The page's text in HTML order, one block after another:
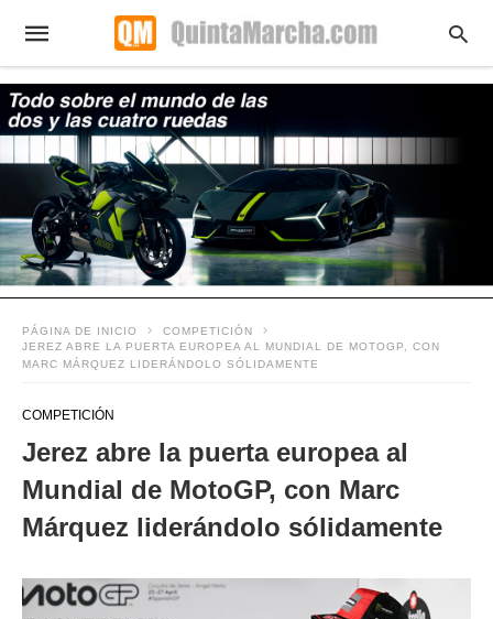
PÁGINA DE INICIO
COMPETICIÓN
JEREZ ABRE LA PUERTA EUROPEA AL MUNDIAL DE MOTOGP, CON
MARC MÁRQUEZ LIDERÁNDOLO SÓLIDAMENTE
COMPETICIÓN
Jerez abre la puerta europea al
Mundial de MotoGP, con Marc
Márquez liderándolo sólidamente